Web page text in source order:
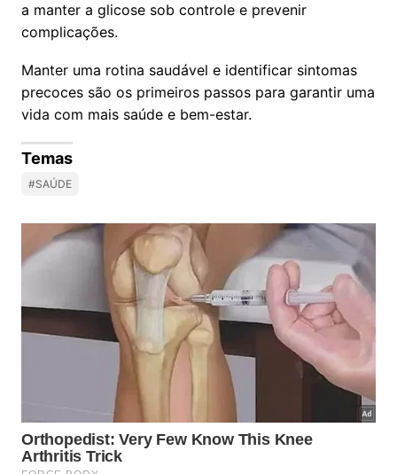
a manter a glicose sob controle e prevenir
complicações.
Manter uma rotina saudável e identificar sintomas
precoces são os primeiros passos para garantir uma
vida com mais saúde e bem-estar.
Temas
#SAÚDE